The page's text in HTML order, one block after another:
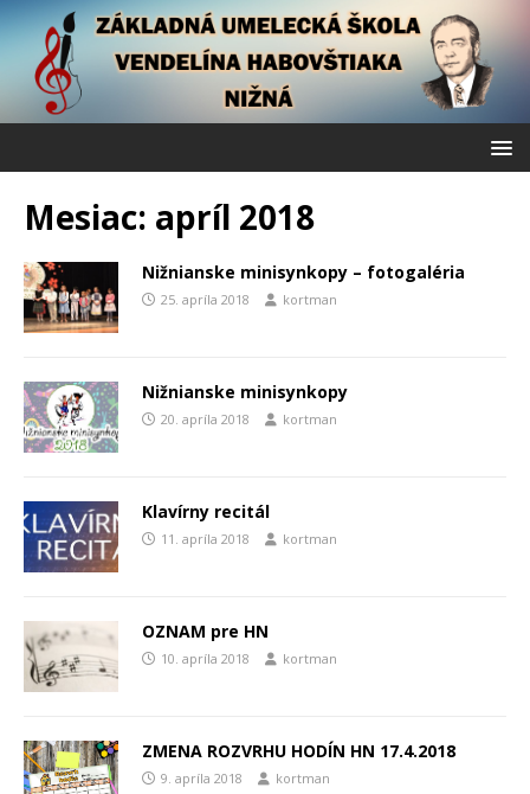
Mesiac: apríl 2018
Nižnianske minisynkopy – fotogaléria
25. apríla 2018 kortman
Nižnianske minisynkopy
20. apríla 2018 kortman
Klavírny recitál
11. apríla 2018 kortman
OZNAM pre HN
10. apríla 2018 kortman
ZMENA ROZVRHU HODÍN HN 17.4.2018
9. apríla 2018 kortman